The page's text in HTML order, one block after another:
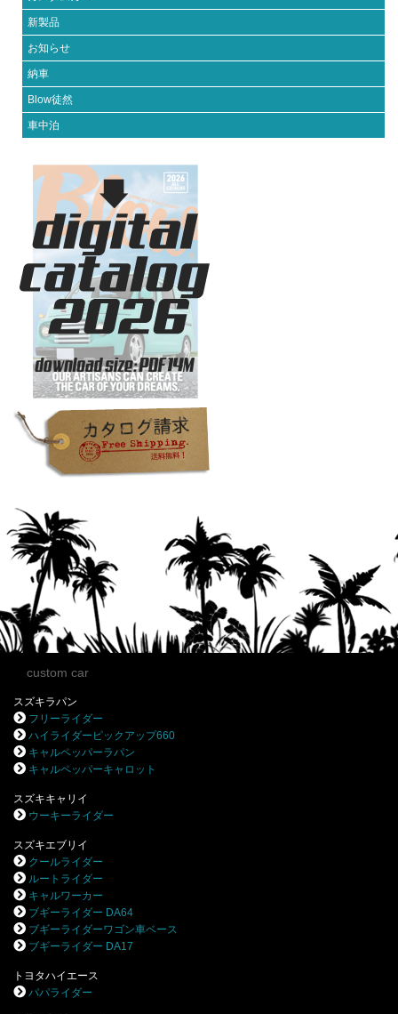
新製品
お知らせ
納車
Blow徒然
車中泊
custom car
スズキラパン
フリーライダー
ハイライダーピックアップ660
キャルペッパーラパン
キャルペッパーキャロット
スズキキャリイ
ウーキーライダー
スズキエブリイ
クールライダー
ルートライダー
キャルワーカー
ブギーライダー DA64
ブギーライダーワゴン車ベース
ブギーライダー DA17
トヨタハイエース
パパライダー